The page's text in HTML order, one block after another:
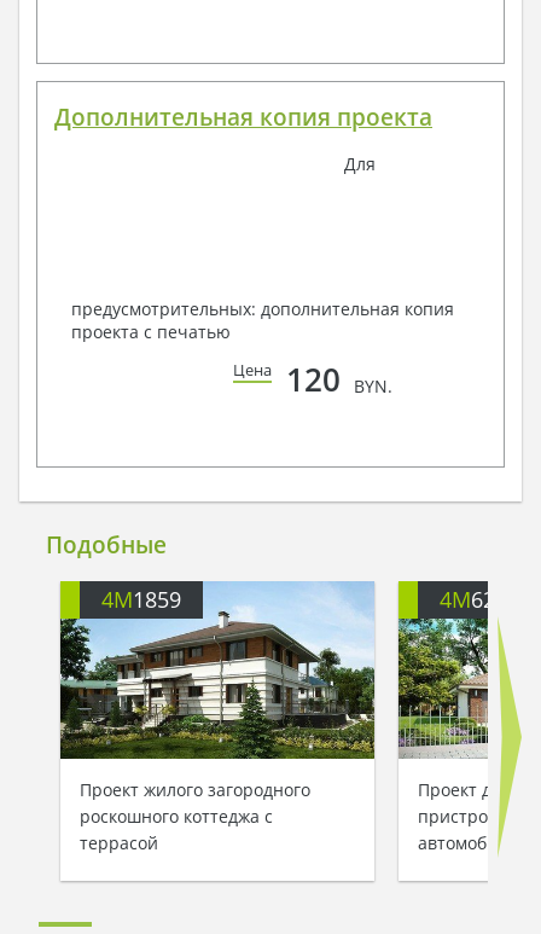
Дополнительная копия проекта
Для
предусмотрительных: дополнительная копия
проекта с печатью
Цена 120 BYN.
Подобные
4M1859
Проект жилого загородного
роскошного коттеджа с
террасой
4M628
Проект
автомобиля